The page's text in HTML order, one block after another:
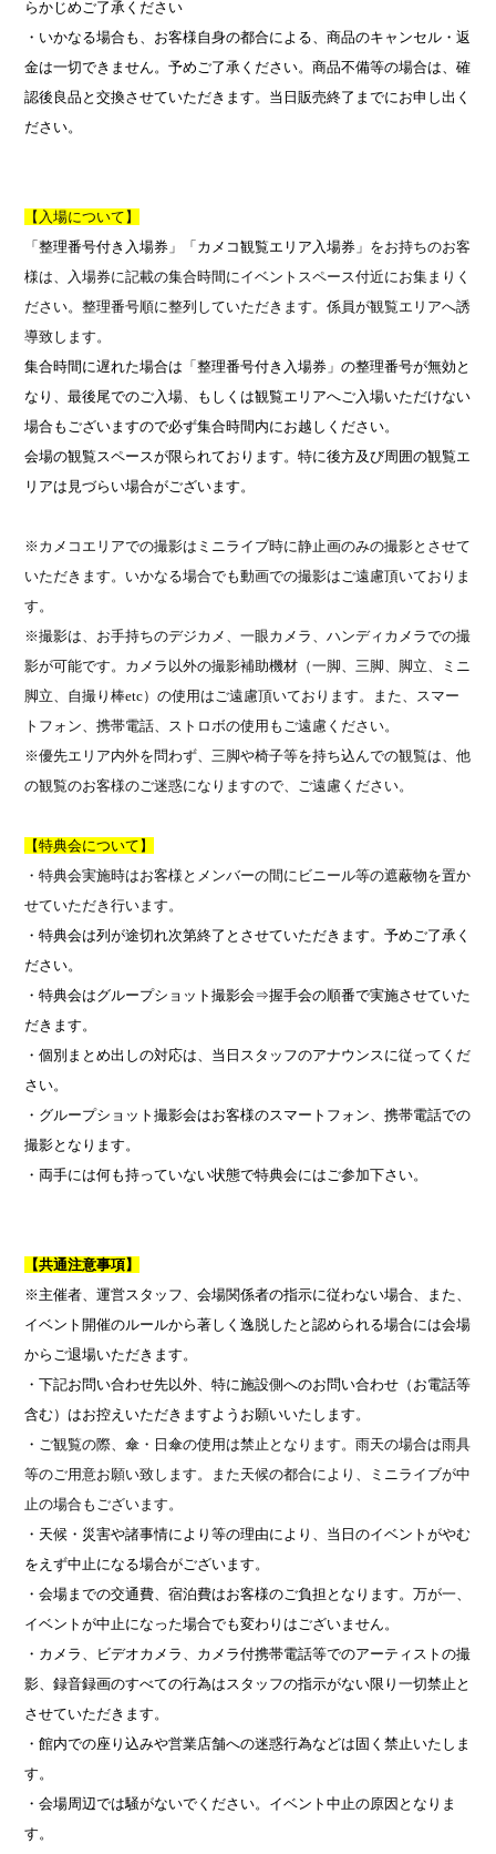
らかじめご了承ください
・いかなる場合も、お客様自身の都合による、商品のキャンセル・返
金は一切できません。予めご了承ください。商品不備等の場合は、確
認後良品と交換させていただきます。当日販売終了までにお申し出く
ださい。
【入場について】
「整理番号付き入場券」
「カメコ観覧エリア入場券」 をお持ちのお客
様は、入場券に記載の集合時間にイベントスペース付近にお集まりく
ださい。整理番号順に整列していただきます。係員が観覧エリアへ誘
導致します。
集合時間に遅れた場合は「整理番号付き入場券」の整理番号が無効と
なり、最後尾でのご入場、もしくは観覧エリアへご入場いただけない
場合もございますので必ず集合時間内にお越しください。
会場の観覧スペースが限られております。特に後方及び周囲の観覧エ
リアは見づらい場合がございます。
※カメコエリアでの撮影はミニライブ時に静止画のみの撮影とさせて
いただきます。いかなる場合でも動画での撮影はご遠慮頂いておりま
す。
※撮影は、お手持ちのデジカメ、一眼カメラ、ハンディカメラでの撮
影が可能です。カメラ以外の撮影補助機材（一脚、三脚、脚立、ミニ
脚立、自撮り棒etc）の使用はご遠慮頂いております。また、スマー
トフォン、携帯電話、ストロボの使用もご遠慮ください。
※優先エリア内外を問わず、三脚や椅子等を持ち込んでの観覧は、他
の観覧のお客様のご迷惑になりますので、ご遠慮ください。
【特典会について】
・特典会実施時はお客様とメンバーの間にビニール等の遮蔽物を置か
せていただき行います。
・特典会は列が途切れ次第終了とさせていただきます。予めご了承く
ださい。
・特典会はグループショット撮影会⇒握手会の順番で実施させていた
だきます。
・個別まとめ出しの対応は、当日スタッフのアナウンスに従ってくだ
さい。
・グループショット撮影会はお客様のスマートフォン、携帯電話での
撮影となります。
・両手には何も持っていない状態で特典会にはご参加下さい。
【共通注意事項】
※主催者、運営スタッフ、会場関係者の指示に従わない場合、また、
イベント開催のルールから著しく逸脱したと認められる場合には会場
からご退場いただきます。
・下記お問い合わせ先以外、特に施設側へのお問い合わせ（お電話等
含む）はお控えいただきますようお願いいたします。
・ ご観覧の際、傘・日傘の使用は禁止となります。雨天の場合は雨具
等のご用意お願い致します。また天候の都合により、ミニライブが中
止の場合もございます。
・天候・災害や諸事情により等の理由により、当日のイベントがやむ
をえず中止になる場合がございます。
・会場までの交通費、宿泊費はお客様のご負担となります。万が一、
イベントが中止になった場合でも変わりはございません。
・カメラ、ビデオカメラ、カメラ付携帯電話等でのアーティストの撮
影、録音録画のすべての行為はスタッフの指示がない限り一切禁止と
させていただきます。
・館内での座り込みや営業店舗への迷惑行為などは固く禁止いたしま
す。
・会場周辺では騒がないでください。イベント中止の原因となりま
す。